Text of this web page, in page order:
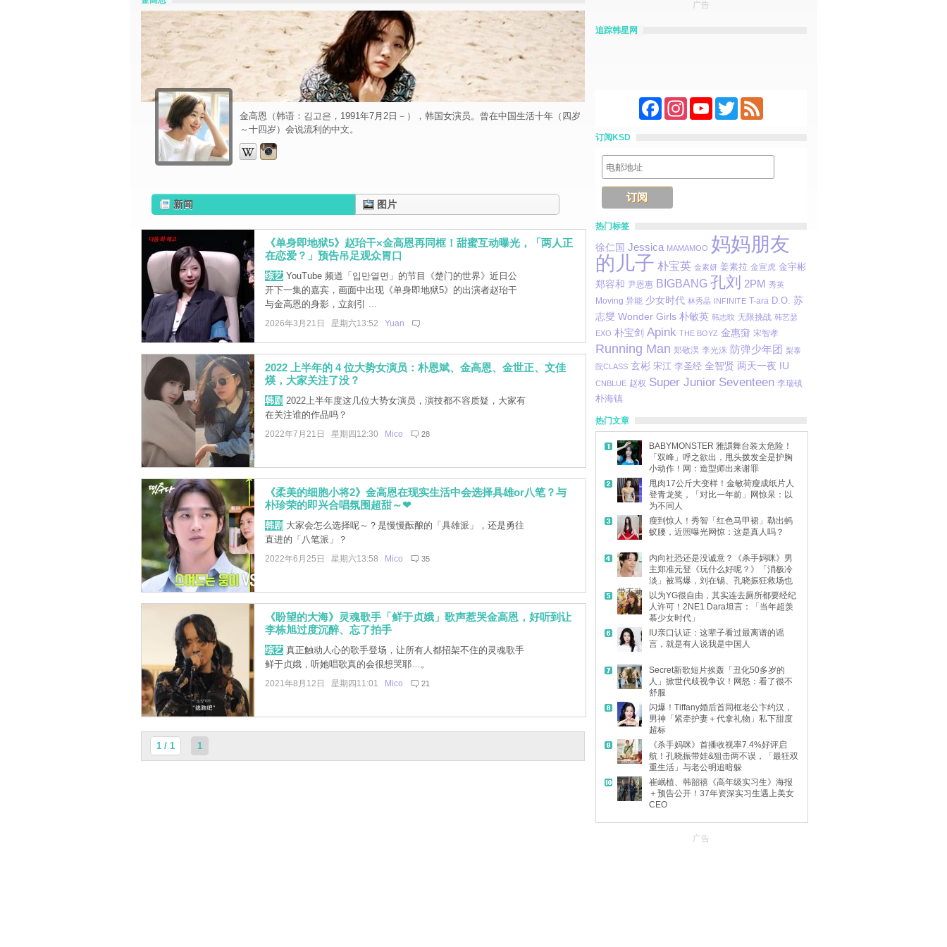
金高恩（韩语：김고은，1991年7月2日－），韩国女演员。曾在中国生活十年（四岁
～十四岁）会说流利的中文。
新闻 图片
《单身即地狱5》赵珆干×金高恩再同框！甜蜜互动曝光，「两人正
在恋爱？」预告吊足观众胃口
综艺YouTube 频道「입만열면」的节目《楚门的世界》近日公
开下一集的嘉宾，画面中出现《单身即地狱5》的出演者赵珆干
与金高恩的身影，立刻引 ...
2026年3月21日 星期六13:52 Yuan
2022 上半年的 4 位大势女演员：朴恩斌、金高恩、金世正、文佳
煐，大家关注了没？
韩剧 2022上半年度这几位大势女演员，演技都不容质疑，大家有
在关注谁的作品吗？
2022年7月21日 星期四12:30 Mico 28
《柔美的细胞小将2》金高恩在现实生活中会选择具雄or八笔？与
朴珍荣的即兴合唱氛围超甜～❤
韩剧 大家会怎么选择呢～？是慢慢酝酿的「具雄派」，还是勇往
直进的「八笔派」？
2022年6月25日 星期六13:58 Mico 35
《盼望的大海》灵魂歌手「鲜于贞娥」歌声惹哭金高恩，好听到让
李栋旭过度沉醉、忘了拍手
综艺真正触动人心的歌手登场，让所有人都招架不住的灵魂歌手
鲜于贞娥，听她唱歌真的会很想哭耶…。
2021年8月12日 星期四11:01 Mico 21
1 / 1 1
广告
追踪韩星网
FacebookInstagramYouTubeTwitterFeed
订阅KSD
热门标签
徐仁国 Jessica MAMAMOO 妈妈朋友
的儿子 朴宝英 金素妍 姜素拉 金宣虎 金宇彬
郑容和 尹恩惠 BIGBANG 孔刘 2PM 秀英
Moving 异能 少女时代 林秀晶 INFINITE T-ara D.O. 苏
志燮 Wonder Girls 朴敏英 韩志旼 无限挑战 韩艺瑟
EXO 朴宝剑 Apink THE BOYZ 金惠奫 宋智孝
Running Man 郑敬淏 李光洙 防弹少年团 梨泰
院CLASS 玄彬 宋江 李圣经 全智贤 两天一夜 IU
CNBLUE 赵权 Super Junior Seventeen 李瑞镇
朴海镇
热门文章
BABYMONSTER 雅譞舞台装太危险！
「双峰」呼之欲出，甩头拨发全是护胸
小动作！网：造型师出来谢罪
甩肉17公斤大变样！金敏荷瘦成纸片人
登青龙奖，「对比一年前」网惊呆：以
为不同人
瘦到惊人！秀智「红色马甲裙」勒出蚂
蚁腰，近照曝光网惊：这是真人吗？
内向社恐还是没诚意？《杀手妈咪》男
主郑准元登《玩什么好呢？》「消极冷
淡」被骂爆，刘在锡、孔晓振狂救场也
带不动
以为YG很自由，其实连去厕所都要经纪
人许可！2NE1 Dara坦言：「当年超羡
慕少女时代」
IU亲口认证：这辈子看过最离谱的谣
言，就是有人说我是中国人
Secret新歌短片挨轰「丑化50多岁的
人」掀世代歧视争议！网怒：看了很不
舒服
闪爆！Tiffany婚后首同框老公卞约汉，
男神「紧牵护妻＋代拿礼物」私下甜度
超标
《杀手妈咪》首播收视率7.4%好评启
航！孔晓振带娃&狙击两不误，「最狂双
重生活」与老公明追暗躲
崔岷植、韩韶禧《高年级实习生》海报
＋预告公开！37年资深实习生遇上美女
CEO
广告